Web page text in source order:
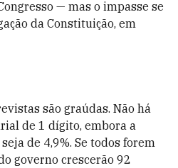
— mas o impasse se
da Constituição, em
são graúdas. Não há
de 1 dígito, embora a
de 4,9%. Se todos forem
governo crescerão 92